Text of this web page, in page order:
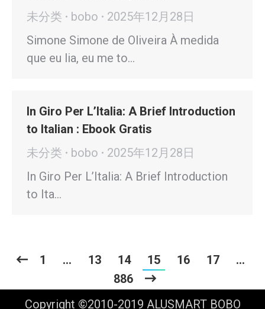
未分类
bobo
2025年12月28日
Simone Simone de Oliveira À medida
que eu lia, eu me to…
In Giro Per L’Italia: A Brief Introduction
to Italian : Ebook Gratis
未分类
bobo
2025年12月28日
In Giro Per L’Italia: A Brief Introduction
to Ita…
1 … 13 14 15 16 17
…
886
Copyright ©2010-2019 ALUSMART BOBO